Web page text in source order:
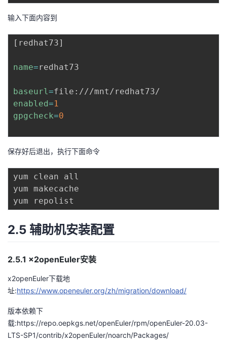
输入下面内容到
[ redhat73]
name=redhat73
baseurl=
enabled=1
gpgcheck=0
保存好后退出，执行下面命令
yum clean all
yum makecache
2.5 辅助机安装配置
2.5.1 x2openEuler安装
x2openEuler下载地
址:https://www.openeuler.org/zh/migration/download/
版本依赖下
载:https://repo.oepkgs.net/openEuler/rpm/openEuler-20.03-
LTS-SP1/contrib/x2openEuler/noarch/Packages/